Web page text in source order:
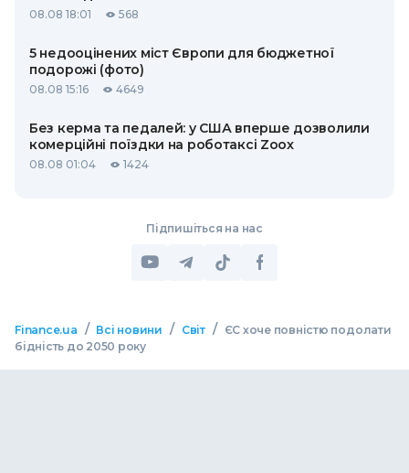
08.08 18:01 568
5 недооцінених міст Європи для бюджетної
подорожі (фото)
08.08 15:16 4649
Без керма та педалей: у США вперше дозволили
комерційні поїздки на роботаксі Zoox
08.08 01:04 1424
Підпишіться на нас
Finance.ua / Всі новини / Світ /
ЄС хоче повністю подолати
бідність до 2050 року